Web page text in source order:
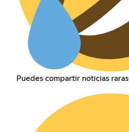
Puedes compartir noticias raras